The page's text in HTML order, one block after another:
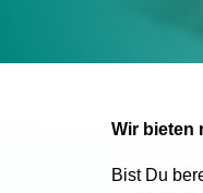
Wir bieten
Bist Du